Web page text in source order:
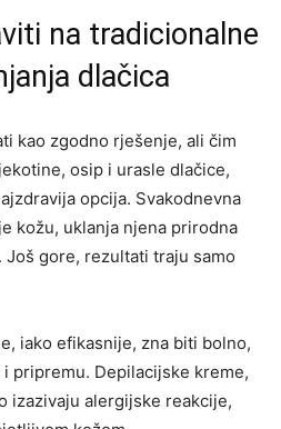
na tradicionalne
dlačica
kao zgodno rješenje, ali čim
osip i urasle dlačice,
opcija. Svakodnevna
kožu, uklanja njena prirodna
gore, rezultati traju samo
iako efikasnije, zna biti bolno,
pripremu. Depilacijske kreme,
izazivaju alergijske reakcije,